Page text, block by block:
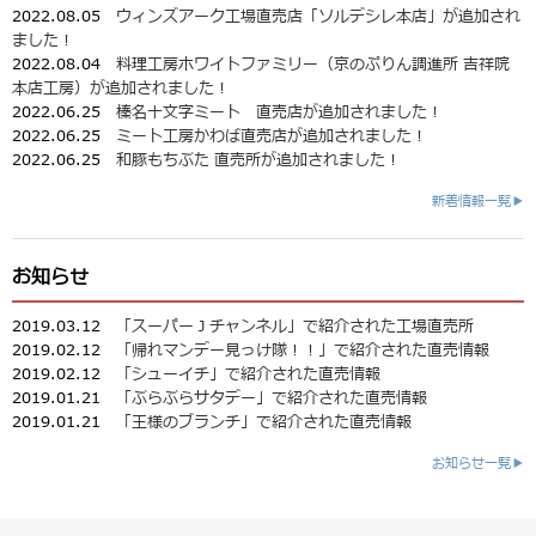
2022.08.05 ウィンズアーク工場直売店「ソルデシレ本店」が追加され
ました！
2022.08.04 料理工房ホワイトファミリー（京のぷりん調進所 吉祥院
本店工房）が追加されました！
2022.06.25 榛名十文字ミート 直売店が追加されました！
2022.06.25 ミート工房かわば直売店が追加されました！
2022.06.25 和豚もちぶた 直売所が追加されました！
新着情報一覧▶
お知らせ
2019.03.12
「スーパーＪチャンネル」で紹介された工場直売所
2019.02.12
「帰れマンデー見っけ隊！！」で紹介された直売情報
2019.02.12
「シューイチ」で紹介された直売情報
2019.01.21
「ぶらぶらサタデー」で紹介された直売情報
2019.01.21
「王様のブランチ」で紹介された直売情報
お知らせ一覧▶